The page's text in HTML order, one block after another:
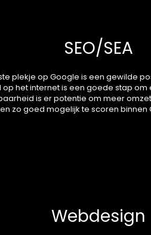
SEO/SEA
plekje op Google is een gewilde
het internet is een goede stap om
is er potentie om meer
zo goed mogelijk te scoren binnen
Webdesign